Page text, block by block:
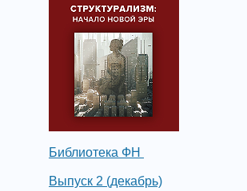
Библиотека ФН
Выпуск 2 (декабрь)